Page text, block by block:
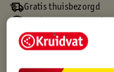
Gratis thuisbezorgd
Gratis punten met je